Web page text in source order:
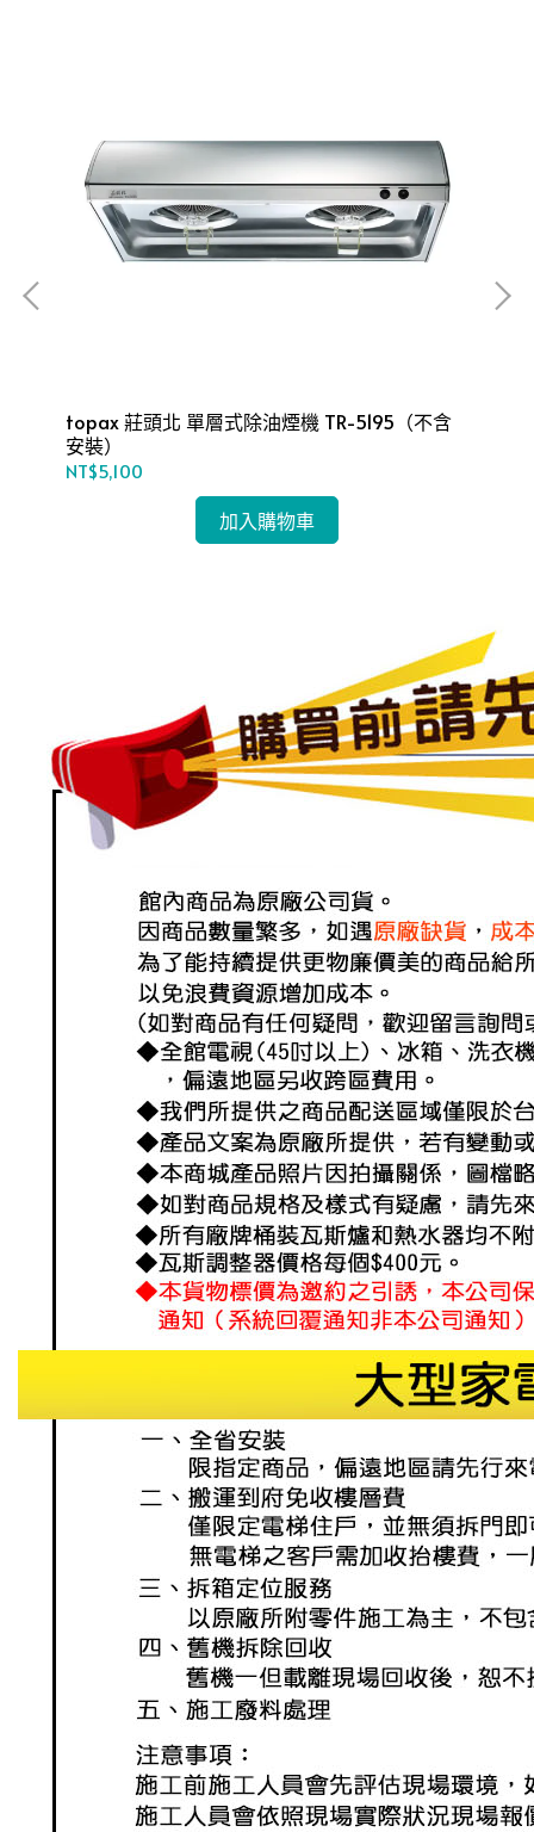
topax 莊頭北 單層式除油煙機 TR-5195（不含
安裝）
NT$5,100
加入購物車